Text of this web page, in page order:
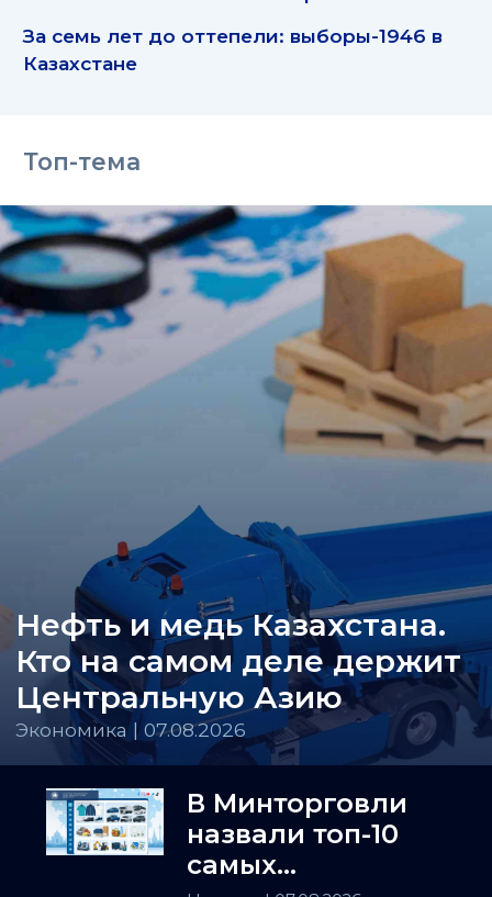
За семь лет до оттепели: выборы-1946 в
Казахстане
Топ-тема
Нефть и медь Казахстана.
Кто на самом деле держит
Центральную Азию
Экономика | 07.08.2026
В Минторговли
назвали топ-10
самых